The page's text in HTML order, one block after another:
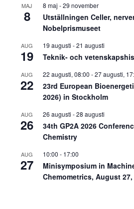
MAJ
8
8 maj -29 november
Utställningen Celler,
Nobelprismuseet
AUG
19
19 augusti -21 augusti
Teknik- och
AUG
22
22 augusti, 08:00 -27 augusti,
23rd European
2026) in Stockholm
AUG
26
26 augusti -28 augusti
34th GP2A 2026
Chemistry
AUG
27
10:00 - 17:00
Minisymposium in
Chemometrics, August 27,